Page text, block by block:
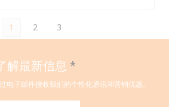
1 2 3
解最新信息 *
电子邮件接收我们的个性化通讯和营销优惠。